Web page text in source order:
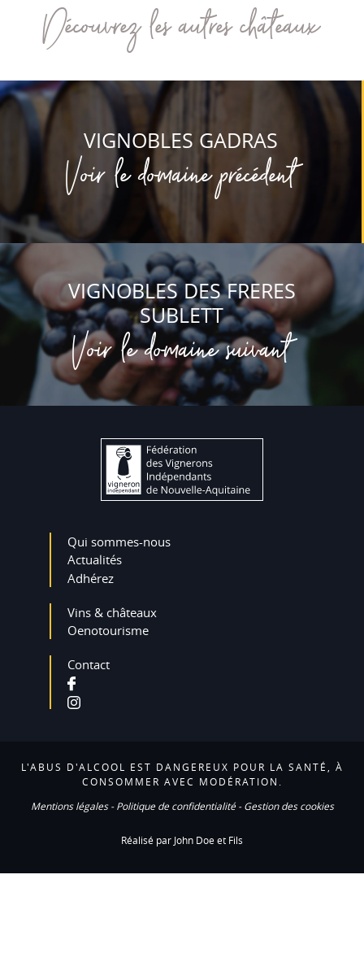
Découvrez les autres châteaux
VIGNOBLES GADRAS
Voir le domaine précédent
VIGNOBLES DES FRERES
SUBLETT
Voir le domaine suivant
Qui sommes-nous
Actualités
Adhérez
Vins & châteaux
Oenotourisme
Contact
L'ABUS D'ALCOOL EST DANGEREUX POUR LA SANTÉ, À
CONSOMMER AVEC MODÉRATION.
Mentions légales-Politique de confidentialité-Gestion des cookies
Réalisé par John Doe et Fils